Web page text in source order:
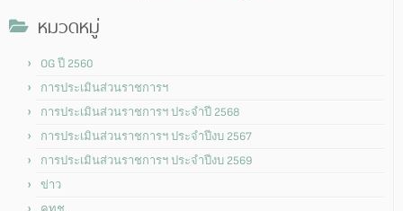
หมวดหมู่
OG ปี 2560
การประเมินส่วนราชการฯ
การประเมินส่วนราชการฯ ประจำปี 2568
การประเมินส่วนราชการฯ ประจำปีงบ 2567
การประเมินส่วนราชการฯ ประจำปีงบ 2569
ข่าว